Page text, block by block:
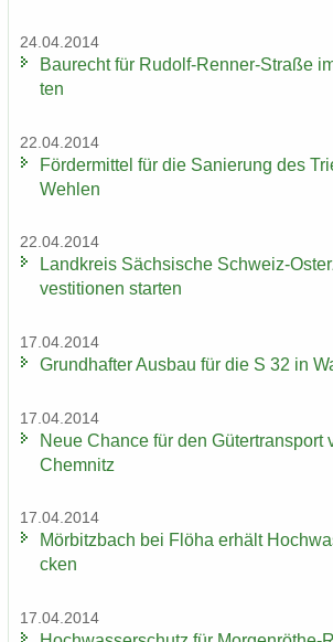
24.04.2014
Bau­recht für Rudolf-​Renner-Straße
ten
22.04.2014
För­der­mit­tel für die Sa­nie­rung des
Weh­len
22.04.2014
Land­kreis Säch­si­sche Schweiz-​
ves­ti­tio­nen star­ten
17.04.2014
Grund­haf­ter Aus­bau für die S 32 in
17.04.2014
Neue Chan­ce für den Gü­ter­trans­port
Chem­nitz
17.04.2014
Mör­bitz­bach bei Flöha er­hält
cken
17.04.2014